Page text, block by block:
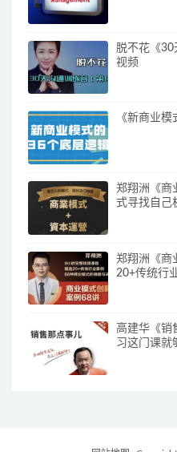
脱不花《
视频
《新商业
郑翔洲《商
式寻找自己
郑翔洲《商
20+传统行
高建华《销
习这门课就